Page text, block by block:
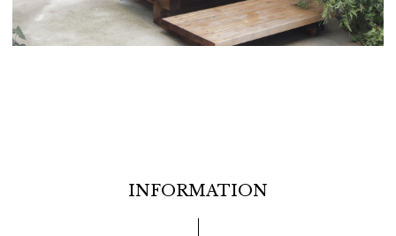
INFORMATION